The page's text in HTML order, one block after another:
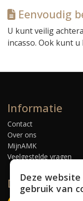
Eenvoudig
U kunt veilig
incasso. Ook kunt
Informatie
Contact
Over ons
MijnAMK
Veelgestelde vragen
Deze website
Deze
gebruik van